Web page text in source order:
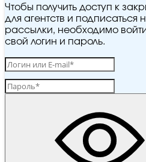
Чтобы получить доступ к
для агентств и
рассылки, необходимо
свой логин и пароль.